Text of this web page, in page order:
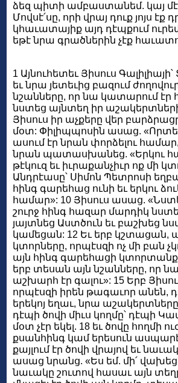
ձեզ պիտի ամբաստանեմ. կայ
Մովսէ՛սը, որի վրայ դուք յոյս
կհաւատայիք այդ դէպքում
եթէ նրա գրածներին չէք
1 Այնուհետեւ Յիսուս
եւ նրա յետեւից բազում
նշանները, որ նա կատարում էր
նստեց այնտեղ իր
Յիսուս իր աչքերը վեր
մօտ: Փիլիպպոսին ասաց.
ասում էր նրան փորձելու
նրան պատասխանեց. «Երկու
թէկուզ եւ իւրաքանչիւր ոք մի
Անդրէասը՝ Սիմոն Պետրոսի
հինգ գարեհաց ունի եւ երկու
համար»: 10 Յիսուս ասաց.
շուրջ հինգ հազար մարդիկ
յայտնեց Աստծուն եւ բաշխեց
կամեցան: 12 Եւ երբ կշտացան,
կտորները, որպէսզի ոչ մի բան
այն հինգ գարեհացի
երբ տեսան այն նշանները, որ
աշխարհ էր գալու»: 15 Երբ
որպէսզի իրեն թագաւոր անեն,
երեկոյ եղաւ, նրա աշակերտները
դէպի ծովի միւս կողմը՝ դէպի
մօտ չէր եկել. 18 եւ ծովը հողմի
քսանհինգ կամ երեսուն
քայլում էր ծովի վրայով եւ
ասաց նրանց. «Ես եմ. մի՛
նաւակը շուտով հասաւ այն